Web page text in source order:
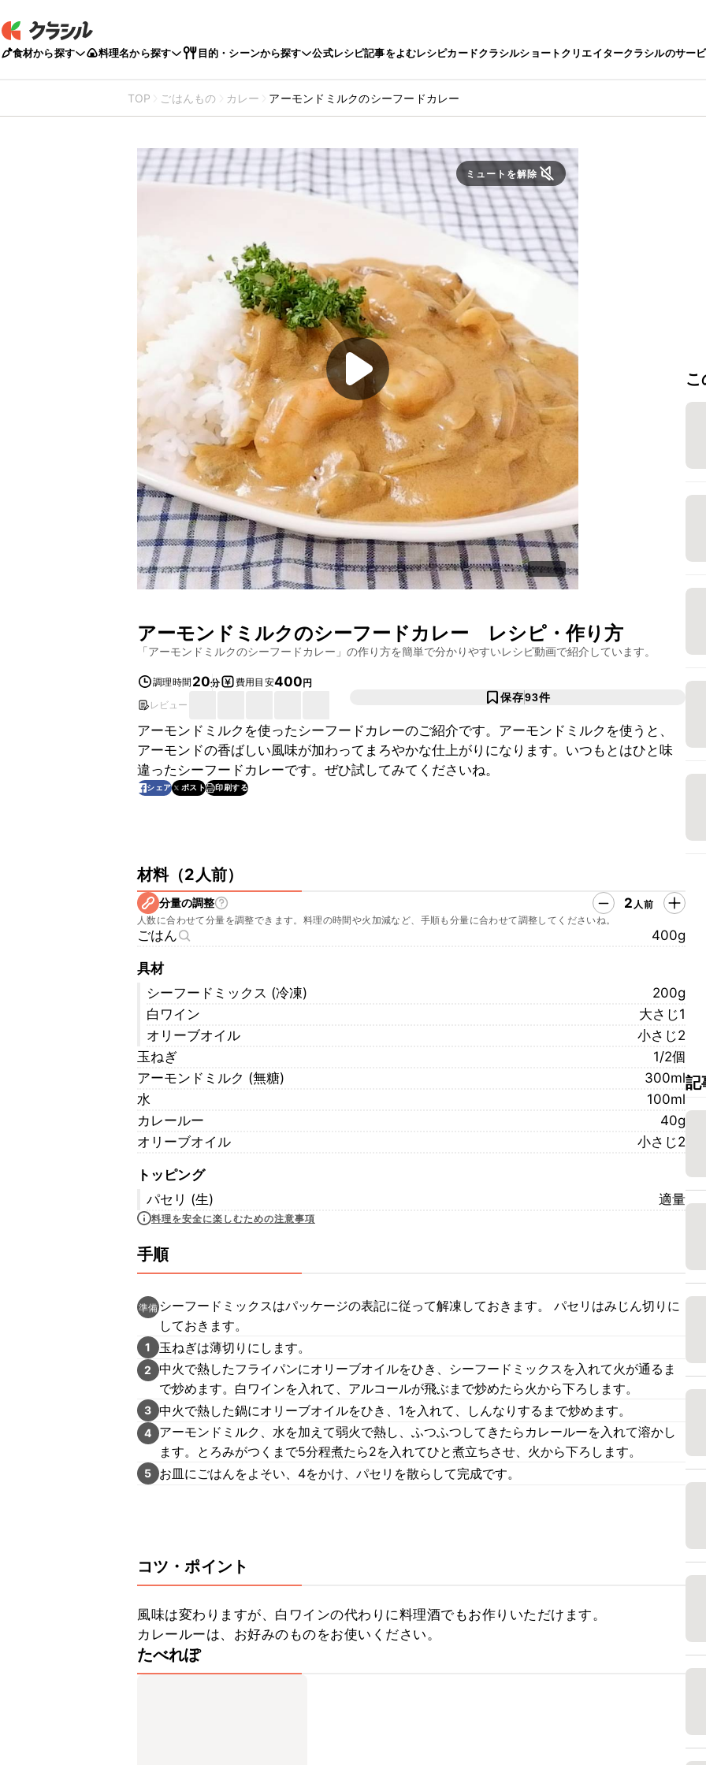
食材から探す 料理名から探す 目的・シーンから探す 公式レシピ記事をよむレシピカードクラシルショートクリエイタークラシルのサー
TOP ごはんもの カレー アーモンドミルクのシーフードカレー
ミュートを解除
アーモンドミルクのシーフードカレー レシピ・作り方
「アーモンドミルクのシーフードカレー 」の作り方を簡単で分かりやすいレシピ動画で紹介しています。
調理時間 20分 費用目安400円
レビュー
保存93件
アーモンドミルクを使ったシーフードカレーのご紹介です。アーモンドミルクを使うと、
アーモンドの香ばしい風味が加わってまろやかな仕上がりになります。いつもとはひと味
違ったシーフードカレーです。ぜひ試してみてくださいね。
シェア ポスト 印刷する
材料（2人前）
分量の調整 2 人前
人数に合わせて分量を調整できます。料理の時間や火加減など、手順も分量に合わせて調整してくださいね。
ごはん 400g
具材
シーフードミックス (冷凍)
200g
白ワイン
大さじ1
オリーブオイル
小さじ2
玉ねぎ
1/2個
アーモンドミルク (無糖)
300ml
水
100ml
カレールー
40g
オリーブオイル
小さじ2
トッピング
パセリ (生)
適量
料理を安全に楽しむための注意事項
手順
準備 シーフードミックスはパッケージの表記に従って解凍しておきます。 パセリはみじん切りに
しておきます。
1 玉ねぎは薄切りにします。
2
中火で熱したフライパンにオリーブオイルをひき、シーフードミックスを入れて火が通るま
で炒めます。白ワインを入れて、アルコールが飛ぶまで炒めたら火から下ろします。
3 中火で熱した鍋にオリーブオイルをひき、1を入れて、しんなりするまで炒めます。
4
アーモンドミルク、水を加えて弱火で熱し、ふつふつしてきたらカレールーを入れて溶かし
ます。とろみがつくまで5分程煮たら2を入れてひと煮立ちさせ、火から下ろします。
5 お皿にごはんをよそい、4をかけ、パセリを散らして完成です。
コツ・ポイント
風味は変わりますが、白ワインの代わりに料理酒でもお作りいただけます。
カレールーは、お好みのものをお使いください。
たべれぽ
記